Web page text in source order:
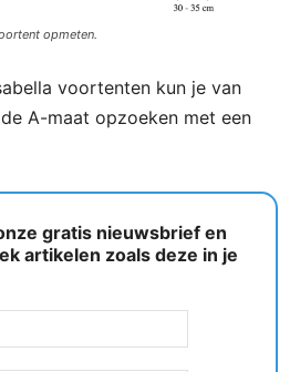
opmeten.
voortenten kun je van
A-maat opzoeken met een
gratis nieuwsbrief en
artikelen zoals deze in je